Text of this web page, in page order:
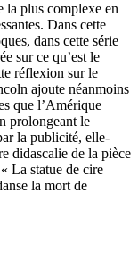
la plus complexe en
Dans cette
dans cette série
sur ce qu’est le
réflexion sur le
ajoute néanmoins
que l’Amérique
prolongeant le
la publicité, elle-
didascalie de la pièce
La statue de cire
la mort de